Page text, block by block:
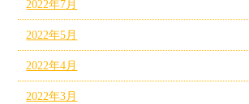
2022年7月
2022年5月
2022年4月
2022年3月